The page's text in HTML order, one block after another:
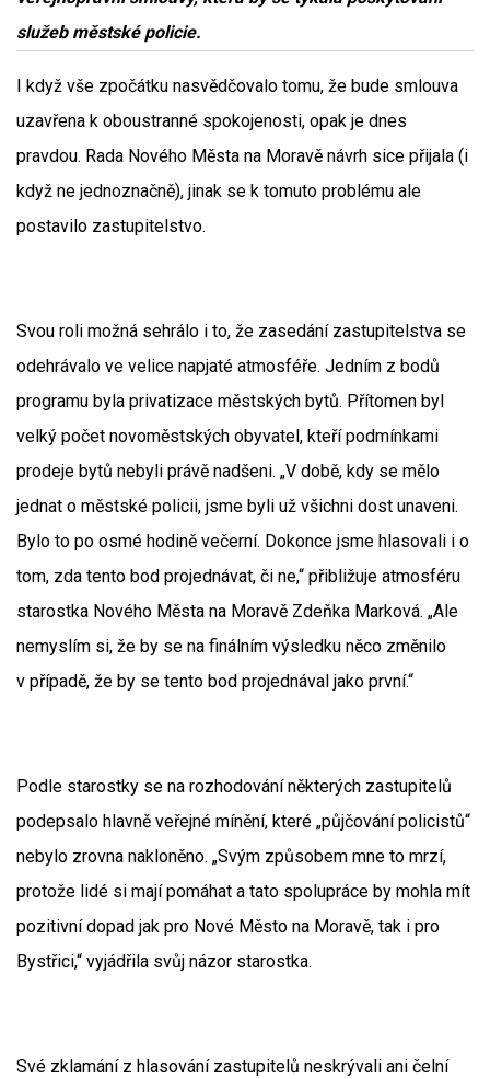
služeb městské policie.
I když vše zpočátku nasvědčovalo tomu, že bude smlouva
uzavřena k oboustranné spokojenosti, opak je dnes
pravdou. Rada Nového Města na Moravě návrh sice přijala (i
když ne jednoznačně), jinak se k tomuto problému ale
postavilo zastupitelstvo.
Svou roli možná sehrálo i to, že zasedání zastupitelstva se
odehrávalo ve velice napjaté atmosféře. Jedním z bodů
programu byla privatizace městských bytů. Přítomen byl
velký počet novoměstských obyvatel, kteří podmínkami
prodeje bytů nebyli právě nadšeni. „V době, kdy se mělo
jednat o městské policii, jsme byli už všichni dost unaveni.
Bylo to po osmé hodině večerní. Dokonce jsme hlasovali i o
tom, zda tento bod projednávat, či ne,“ přibližuje atmosféru
starostka Nového Města na Moravě Zdeňka Marková. „Ale
nemyslím si, že by se na finálním výsledku něco změnilo
v případě, že by se tento bod projednával jako první.“
Podle starostky se na rozhodování některých zastupitelů
podepsalo hlavně veřejné mínění, které „půjčování policistů“
nebylo zrovna nakloněno. „Svým způsobem mne to mrzí,
protože lidé si mají pomáhat a tato spolupráce by mohla mít
pozitivní dopad jak pro Nové Město na Moravě, tak i pro
Bystřici,“ vyjádřila svůj názor starostka.
Své zklamání z hlasování zastupitelů neskrývali ani čelní